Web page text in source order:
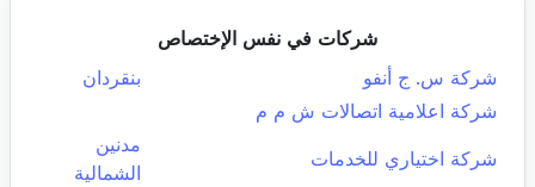
شركات في نفس الإختصاص
شركة س. ج أنفو
بنقردان
شركة اعلامية اتصالات ش م م
شركة اختياري للخدمات
مدنين
الشمالية